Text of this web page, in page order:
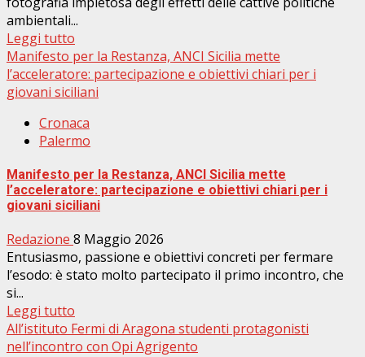
ambientali...
Leggi tutto
Manifesto per la Restanza, ANCI Sicilia mette
l’acceleratore: partecipazione e obiettivi chiari per i
giovani siciliani
Cronaca
Palermo
Manifesto per la Restanza, ANCI Sicilia mette
l’acceleratore: partecipazione e obiettivi chiari per i
giovani siciliani
Redazione 8 Maggio 2026
Entusiasmo, passione e obiettivi concreti per fermare
l’esodo: è stato molto partecipato il primo incontro, che
si...
Leggi tutto
All’istituto Fermi di Aragona studenti protagonisti
nell’incontro con Opi Agrigento